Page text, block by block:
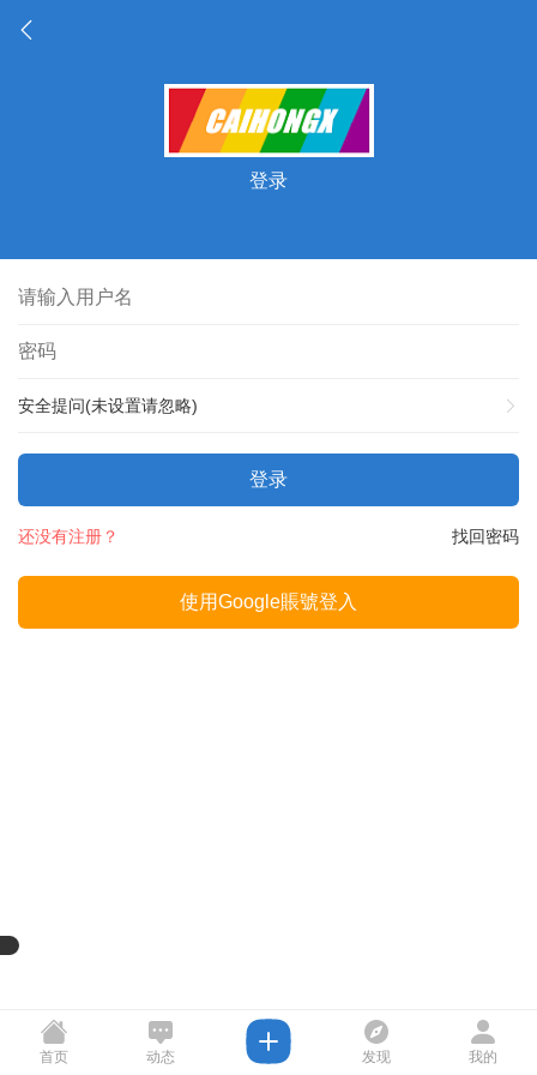
登录
安全提问(未设置请忽略)
登录
找回密码
还没有注册？
使用Google賬號登入
首页 动态 发现 我的